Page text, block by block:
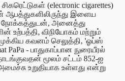
(electronic cigarettes)
ஆபத்துகளிலிருந்து இளைய
நோக்கத்துடன், அனைத்து
உற்பத்தி, விநியோகம் மற்றும்
கவனம் செலுத்தி, 'ஓப்ஸ்
PaPa - பாதுகாப்பான நுரையீரல்
மூலம் சட்டம் 852-ஐ
உறுதியாக உள்ளது என்று